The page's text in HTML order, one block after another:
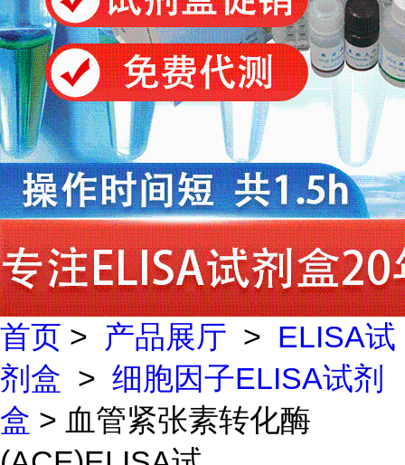
首页 > 产品展厅 > ELISA试
剂盒 > 细胞因子ELISA试剂
盒 > 血管紧张素转化酶